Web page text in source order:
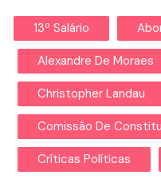
13º Salário
Alexandre De Moraes
Christopher Landau
Comissão De
Críticas Políticas